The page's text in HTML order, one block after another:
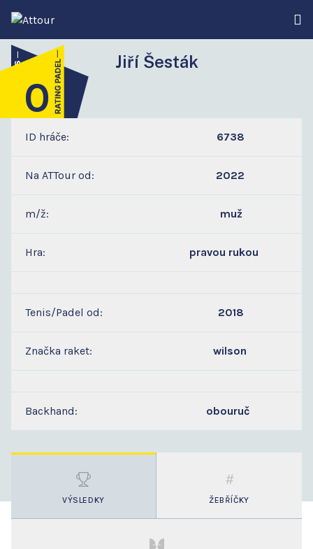
Jiří Šesták
2
0
ID hráče: 6738
Na ATTour od: 2022
m/ž: muž
Hra: pravou rukou
Tenis/Padel od: 2018
Značka raket: wilson
Backhand: obouruč
VÝSLEDKY ŽEBŘÍČKY